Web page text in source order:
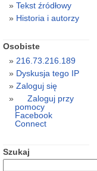
Tekst źródłowy
Historia i autorzy
Osobiste
216.73.216.189
Dyskusja tego IP
Zaloguj się
Zaloguj przy
pomocy
Facebook
Connect
Szukaj